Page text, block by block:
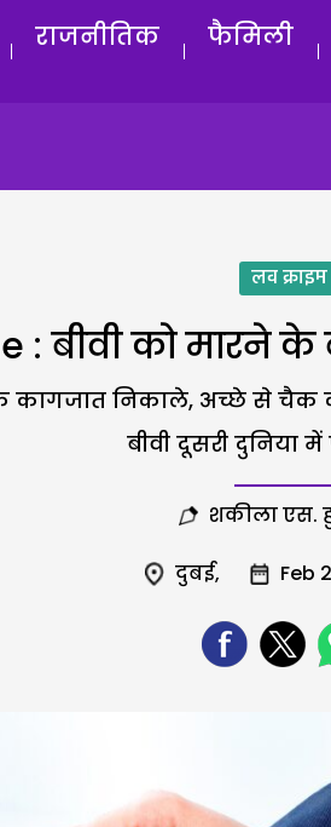
राजनीतिक फैमिली
लव क्राइम
: बीवी को मारने
कागजात निकाले, अच्छे से चैक
बीवी दूसरी दुनिया
शकीला एस.
दुबई, Feb